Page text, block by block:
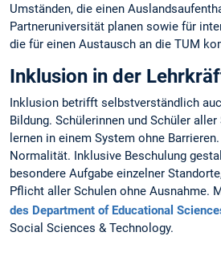
Umständen, die einen
Partneruniversität planen sowie für
die für einen Austausch an die TUM
Inklusion in der
Inklusion betrifft selbstverständlich
Bildung. Schülerinnen und Schüler
lernen in einem System ohne
Normalität. Inklusive Beschulung
besondere Aufgabe einzelner
Pflicht aller Schulen ohne Ausnahme.
des Department of Educational
Social Sciences & Technology.